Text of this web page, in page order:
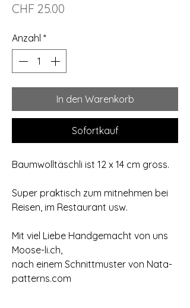
CHF 25.00
Anzahl *
In den Warenkorb
Sofortkauf
Baumwolltäschli ist 12 x 14 cm gross.
Super praktisch zum mitnehmen bei
Reisen, im Restaurant usw.
Mit viel Liebe Handgemacht von uns
Moose-li.ch,
nach einem Schnittmuster von Nata-
patterns.com